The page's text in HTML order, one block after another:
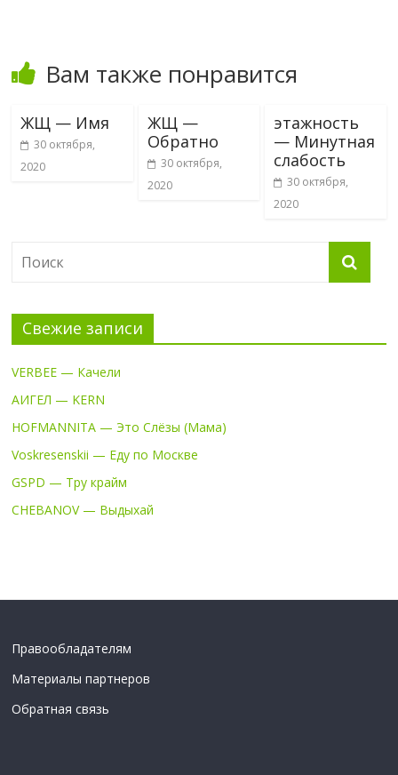
Вам также понравится
ЖЩ — Имя
30 октября,
2020
ЖЩ —
Обратно
30 октября,
2020
этажность
— Минутная
слабость
30 октября,
2020
Свежие записи
VERBEE — Качели
АИГЕЛ — KERN
HOFMANNITA — Это Слёзы (Мама)
Voskresenskii — Еду по Москве
GSPD — Тру крайм
CHEBANOV — Выдыхай
Правообладателям
Материалы партнеров
Обратная связь